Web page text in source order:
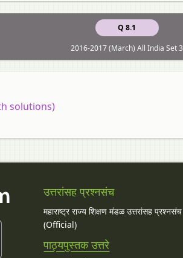
Q 8.1
2016-2017 (March) All India Set 3
solutions)
उत्तरांसह प्रश्नसंच
महाराष्ट्र राज्य शिक्षण मंडळ उत्तरांसह प्रश्नसंच
(Official)
पाठ्यपुस्तक उत्तरे